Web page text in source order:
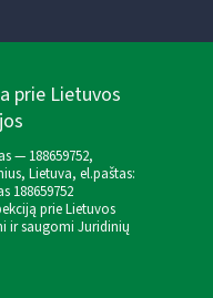
prie Lietuvos
— 188659752,
Lietuva, el.paštas:
188659752
prie Lietuvos
ir saugomi Juridinių